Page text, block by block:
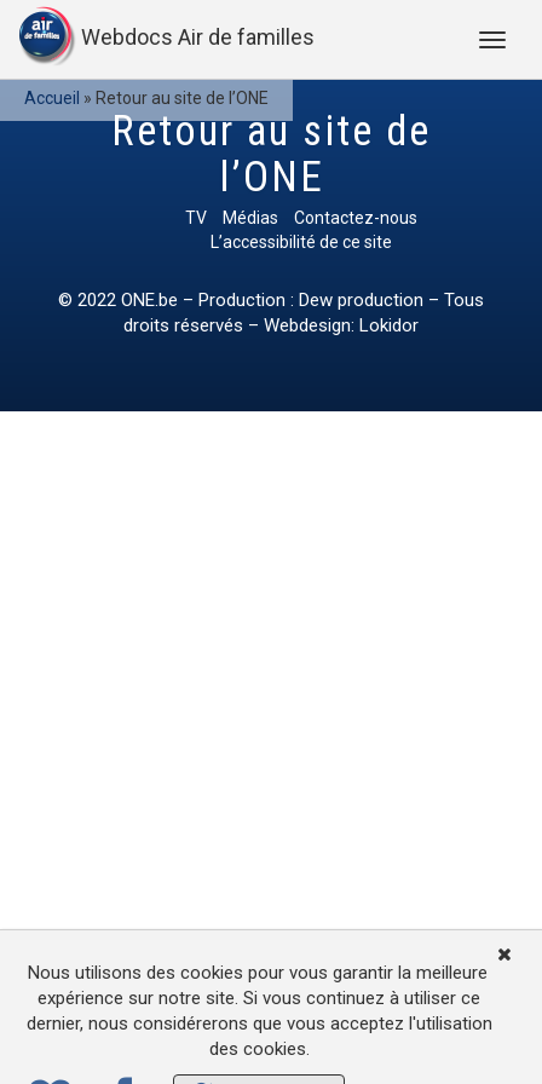
Webdocs Air de familles
Accueil » Retour au site de l’ONE
Retour au site de
l’ONE
TV Médias
Contactez-nous
L’accessibilité de ce site
© 2022 ONE.be – Production : Dew production – Tous
droits réservés – Webdesign: Lokidor
Nous utilisons des cookies pour vous garantir la meilleure
expérience sur notre site. Si vous continuez à utiliser ce
dernier, nous considérerons que vous acceptez l'utilisation
des cookies.